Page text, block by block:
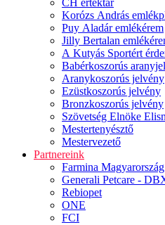
CH értéktár
Korózs András
Puy Aladár emlékérem
Jilly Bertalan
A Kutyás Sportért
Babérkoszorús
Aranykoszorús jelvény
Ezüstkoszorús jelvény
Bronzkoszorús jelvény
Szövetség Elnöke
Mestertenyésztő
Mestervezető
Partnereink
Farmina Magyarország
Generali Petcare -
Rebiopet
ONE
FCI